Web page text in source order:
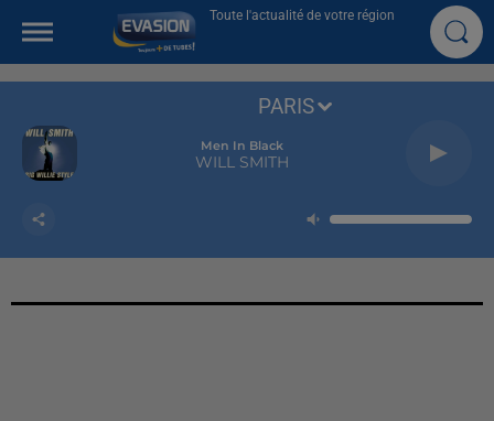
Toute l'actualité de votre région
Men In Black
WILL SMITH
PARIS